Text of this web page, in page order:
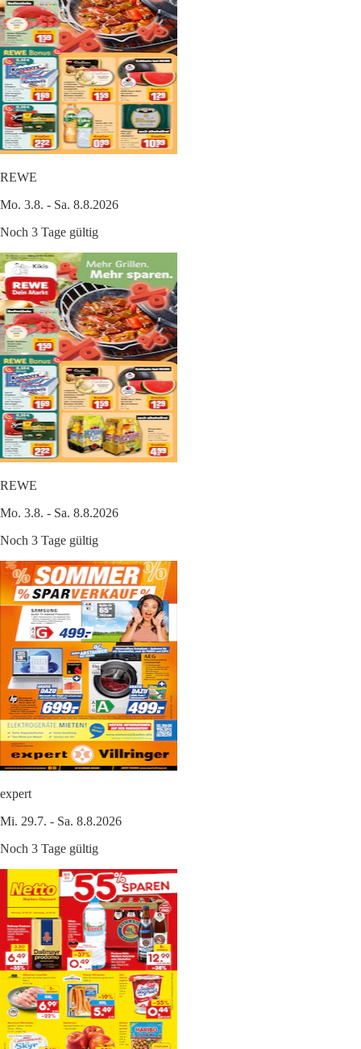
REWE
Mo. 3.8. - Sa. 8.8.2026
Noch 3 Tage gültig
REWE
Mo. 3.8. - Sa. 8.8.2026
Noch 3 Tage gültig
expert
Mi. 29.7. - Sa. 8.8.2026
Noch 3 Tage gültig